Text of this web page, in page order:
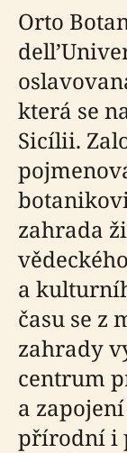
Orto
která se
Sicílii.
zahrada
a
času se z
zahrady
centrum
a
přírodní i